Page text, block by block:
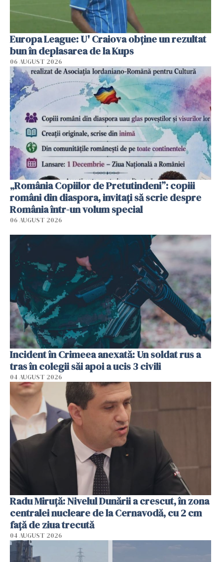
Europa League: U' Craiova obține un rezultat
bun în deplasarea de la Kups
06 AUGUST 2026
„România Copiilor de Pretutindeni”: copiii
români din diaspora, invitați să scrie despre
România într-un volum special
06 AUGUST 2026
Incident în Crimeea anexată: Un soldat rus a
tras în colegii săi apoi a ucis 3 civili
04 AUGUST 2026
Radu Miruţă: Nivelul Dunării a crescut, în zona
centralei nucleare de la Cernavodă, cu 2 cm
faţă de ziua trecută
04 AUGUST 2026